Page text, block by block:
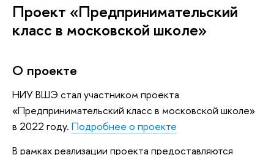
Проект «Предпринимательский
класс в московской школе»
О проекте
НИУ ВШЭ стал участником проекта
«Предпринимательский класс в московской школе»
в 2022 году. Подробнее о проекте
В рамках реализации проекта предоставляются